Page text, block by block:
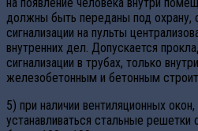
на появление человека внутри
должны быть переданы под охрану,
сигнализации на пульты
внутренних дел. Допускается
сигнализации в трубах, только
железобетонным и бетонным
5) при наличии вентиляционных
устанавливаться стальные